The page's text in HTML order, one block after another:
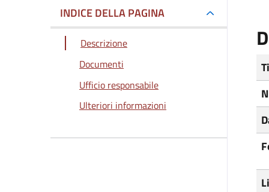
INDICE DELLA PAGINA
Descrizione
Documenti
Ufficio responsabile
Ulteriori informazioni